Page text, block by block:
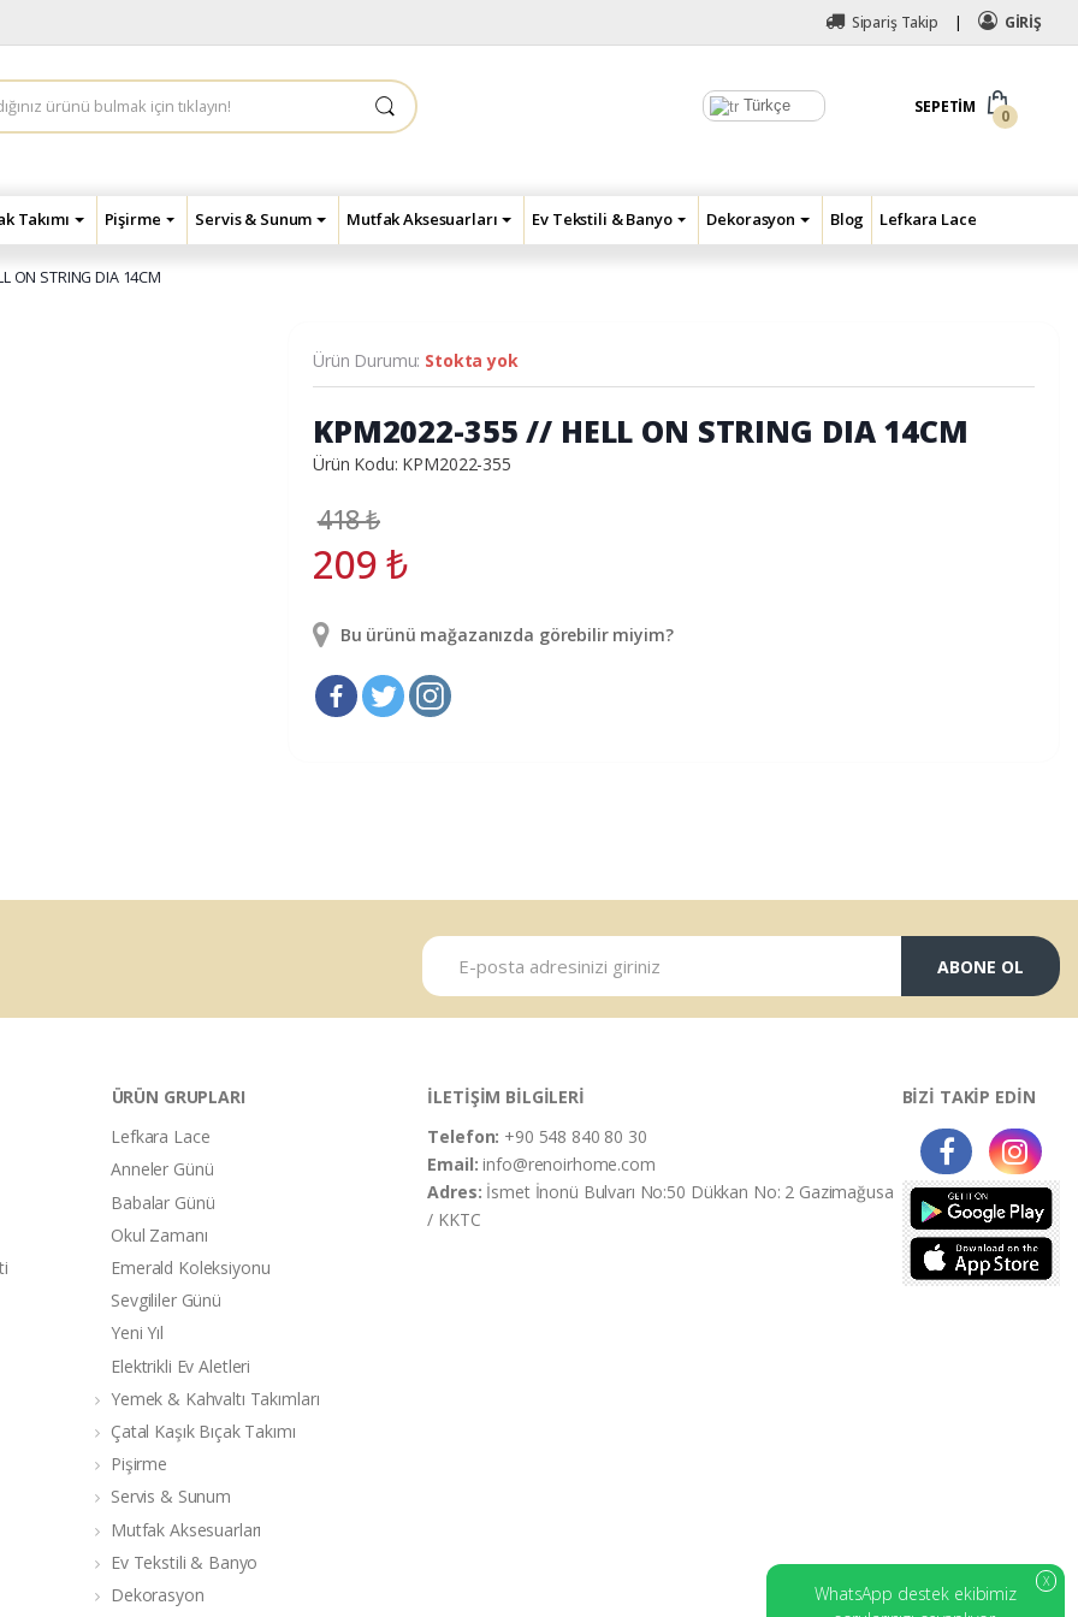
Sipariş Takip GİRİŞ
Türkçe SEPETIM
0
Takımı Pişirme Servis & Sunum Mutfak Aksesuarları Ev Tekstili & Banyo Dekorasyon Blog Lefkara Lace
ON STRING DIA 14CM
Ürün Durumu: Stokta yok
KPM2022-355 // HELL ON STRING DIA 14CM
Ürün Kodu: KPM2022-355
418₺
209₺
Bu ürünü mağazanızda görebilir miyim?
ABONE OL
ÜRÜN GRUPLARI
Lefkara Lace
Anneler Günü
Babalar Günü
Okul Zamanı
Emerald Koleksiyonu
Sevgililer Günü
Yeni Yıl
Elektrikli Ev Aletleri
Yemek & Kahvaltı Takımları
Çatal Kaşık Bıçak Takımı
Pişirme
Servis & Sunum
Mutfak Aksesuarları
Ev Tekstili & Banyo
Dekorasyon
İLETİŞİM BİLGİLERİ
Telefon: +90 548 840 80 30
Email:info@renoirhome.com
Adres: İsmet İnonü Bulvarı No:50 Dükkan No: 2 Gazimağusa
/ KKTC
BİZİ TAKİP EDİN
X
WhatsApp destek ekibimiz